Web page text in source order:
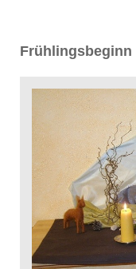
Frühlingsbeginn